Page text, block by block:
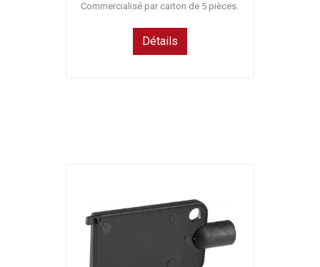
Commercialisé par carton de 5 pièces.
Détails